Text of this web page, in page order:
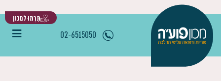
תִּרְמוּ למכון
02-6515050